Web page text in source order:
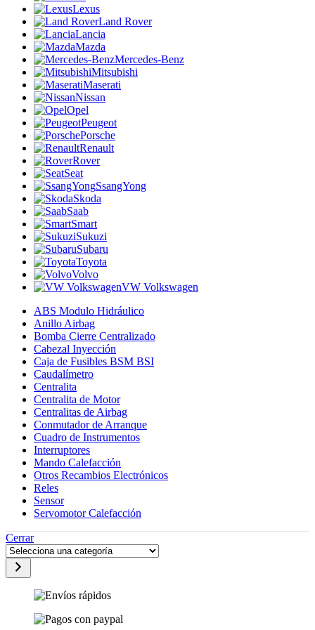
Lexus
Land Rover
Lancia
Mazda
Mercedes-Benz
Mitsubishi
Maserati
Nissan
Opel
Peugeot
Porsche
Renault
Rover
Seat
SsangYong
Skoda
Saab
Smart
Sukuzi
Subaru
Toyota
Volvo
VW Volkswagen
ABS Modulo Hidráulico
Anillo Airbag
Bomba Cierre Centralizado
Cabezal Inyección
Caja de Fusibles BSM BSI
Caudalímetro
Centralita
Centralita de Motor
Centralitas de Airbag
Conmutador de Arranque
Cuadro de Instrumentos
Interruptores
Mando Calefacción
Otros Recambios Electrónicos
Reles
Sensor
Servomotor Calefacción
Cerrar
Selecciona
una
categoría